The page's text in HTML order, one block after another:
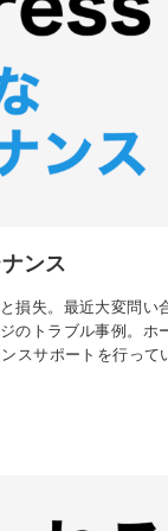
ンス
損失。最近大変問い
のトラブル事例。ホ
スサポートを行って